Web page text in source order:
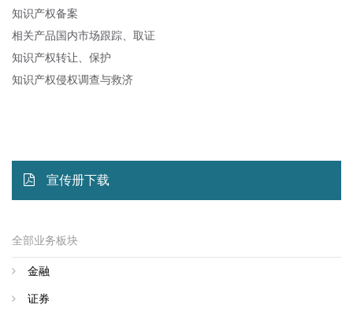
知识产权备案
相关产品国内市场跟踪、取证
知识产权转让、保护
知识产权侵权调查与救济
宣传册下载
全部业务板块
金融
证券